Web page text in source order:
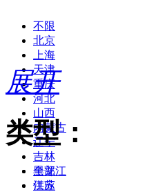
不限
北京
上海
天津
重庆
河北
山西
内蒙古
辽宁
吉林
黑龙江
江苏
展开
类型：
全部
供应